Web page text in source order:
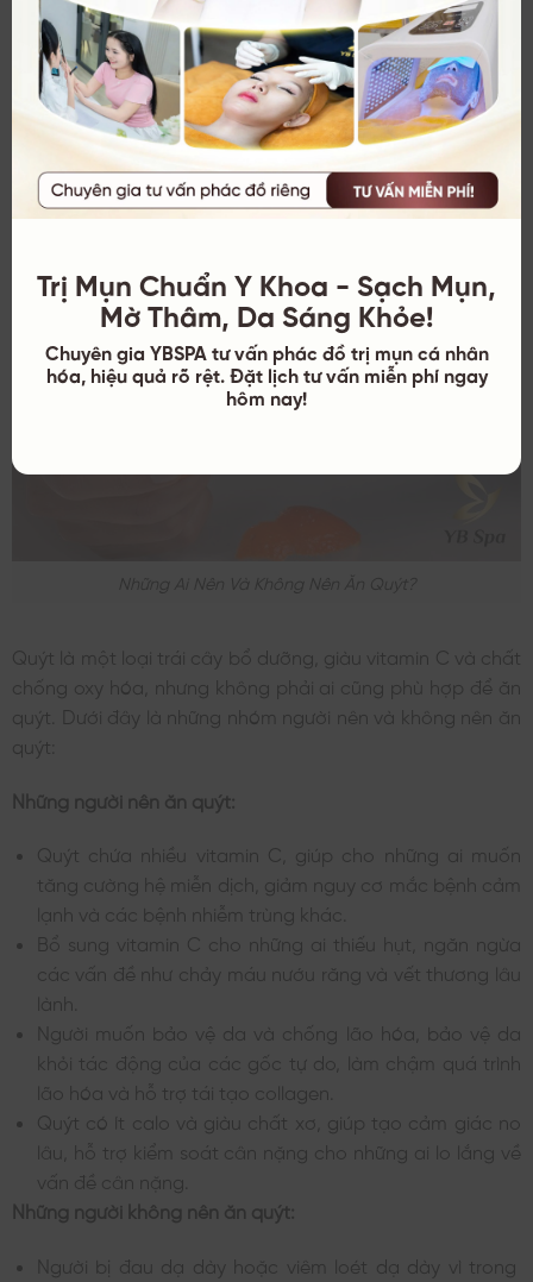
chất xơ và axit, nếu tiêu thụ quá nhiều có thể gây ra
các vấn đề tiêu hóa như đau dạ dày, khó tiêu, ợ chua
và tiêu chảy.
Ảnh hưởng tiêu cực đến thận:Cơ thể chuyển hóa
vitamin C thành oxalate, một chất góp phần vào việc
hình thành sỏi thận. Nếu cơ thể không đào thải kịp
oxalate, nó sẽ tích tụ trong thận và gây ra vấn đề sỏi
thận.
Những Ai Nên Và Không Nên Ăn Quýt?
Quýt là một loại trái cây bổ dưỡng, giàu vitamin C và chất
chống oxy hóa, nhưng không phải ai cũng phù hợp để ăn
quýt. Dưới đây là những nhóm người nên và không nên ăn
quýt:
Những người nên ăn quýt:
Quýt chứa nhiều vitamin C, giúp cho những ai muốn
tăng cường hệ miễn dịch, giảm nguy cơ mắc bệnh cảm
lạnh và các bệnh nhiễm trùng khác.
Bổ sung vitamin C cho những ai thiếu hụt, ngăn ngừa
các vấn đề như chảy máu nướu răng và vết thương lâu
lành.
Người muốn bảo vệ da và chống lão hóa, bảo vệ da
khỏi tác động của các gốc tự do, làm chậm quá trình
lão hóa và hỗ trợ tái tạo collagen.
Quýt có ít calo và giàu chất xơ, giúp tạo cảm giác no
lâu, hỗ trợ kiểm soát cân nặng cho những ai lo lắng về
vấn đề cân nặng.
Những người không nên ăn quýt:
Người bị đau dạ dày hoặc viêm loét dạ dày vì trong
Trị Mụn Chuẩn Y Khoa - Sạch Mụn,
Mờ Thâm, Da Sáng Khỏe!
Chuyên gia YBSPA tư vấn phác đồ trị mụn cá nhân
hóa, hiệu quả rõ rệt. Đặt lịch tư vấn miễn phí ngay
hôm nay!